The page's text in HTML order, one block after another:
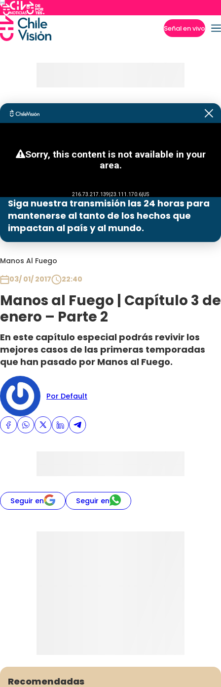
Señal en vivo
Siga nuestra transmisión las 24 horas para
mantenerse al tanto de los hechos que
impactan al país y al mundo.
Manos Al Fuego
03/ 01/ 2017
22:40
Manos al Fuego | Capítulo 3 de
enero – Parte 2
En este capítulo especial podrás revivir los
mejores casos de las primeras temporadas
que han pasado por Manos al Fuego.
Por Default
Seguir en Seguir en
Recomendadas
Programas
Contigo en Directo
Plan Perfecto
Sabingo
Todos Los Programas